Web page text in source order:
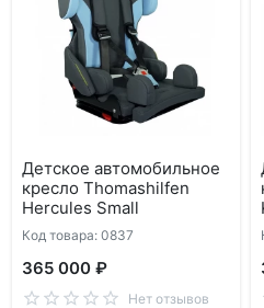
Детское автомобильное
кресло Thomashilfen
Hercules Small
Код товара: 0837
365 000 ₽
Нет отзывов